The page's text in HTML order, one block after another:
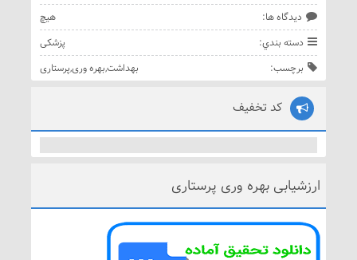
ديدگاه ها:
هيچ
دسته بندي:
پزشکی
برچسب:
بهداشت,بهره وری,پرستاری
کد تخفیف
ارزشیابی بهره وری پرستاری